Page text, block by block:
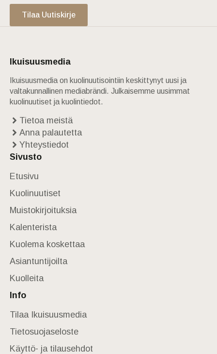
Tilaa Uutiskirje
Ikuisuusmedia
Ikuisuusmedia on kuolinuutisointiin keskittynyt uusi ja
valtakunnallinen mediabrändi. Julkaisemme uusimmat
kuolinuutiset ja kuolintiedot.
Tietoa meistä
Anna palautetta
Yhteystiedot
Sivusto
Etusivu
Kuolinuutiset
Muistokirjoituksia
Kalenterista
Kuolema koskettaa
Asiantuntijoilta
Kuolleita
Info
Tilaa Ikuisuusmedia
Tietosuojaseloste
Käyttö- ja tilausehdot